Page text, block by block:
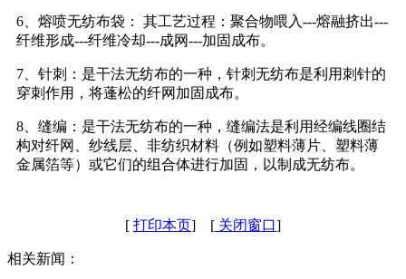
6、熔喷无纺布袋： 其工艺过程：聚合物喂入---熔融挤出---
纤维形成---纤维冷却---成网---加固成布。
7、针刺：是干法无纺布的一种，针刺无纺布是利用刺针的
穿刺作用，将蓬松的纤网加固成布。
8、缝编：是干法无纺布的一种，缝编法是利用经编线圈结
构对纤网、纱线层、非纺织材料（例如塑料薄片、塑料薄
金属箔等）或它们的组合体进行加固，以制成无纺布。
[ 打印本页] [ 关闭窗口]
相关新闻：